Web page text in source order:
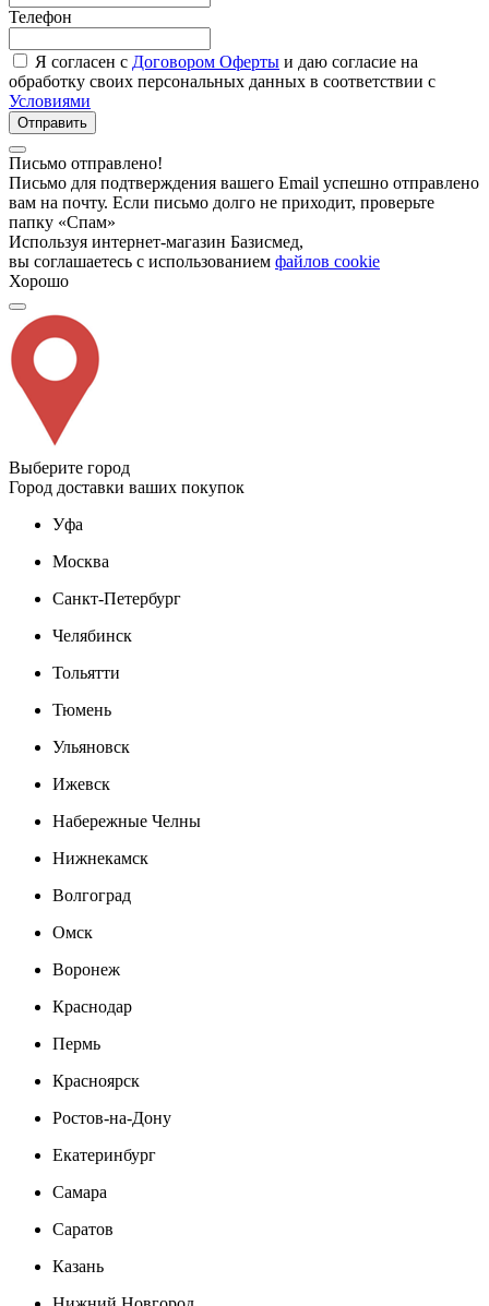
Телефон
Я согласен с Договором Оферты и даю согласие на
обработку своих персональных данных в соответствии с
Условиями
Отправить
Письмо отправлено!
Письмо для подтверждения вашего Email успешно отправлено
вам на почту. Если письмо долго не приходит, проверьте
папку «Спам»
Используя интернет-магазин Базисмед,
вы соглашаетесь с использованием файлов cookie
Хорошо
Выберите город
Город доставки ваших покупок
Уфа
Москва
Санкт-Петербург
Челябинск
Тольятти
Тюмень
Ульяновск
Ижевск
Набережные Челны
Нижнекамск
Волгоград
Омск
Воронеж
Краснодар
Пермь
Красноярск
Ростов-на-Дону
Екатеринбург
Самара
Саратов
Казань